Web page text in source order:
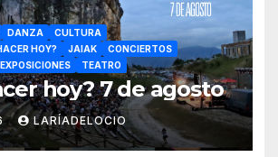
DANZA
CULTURA
HOY?
JAIAK
CONCIERTOS
EXPOSICIONES TEATRO
hoy? 7 de agosto
LARÍADELOCIO